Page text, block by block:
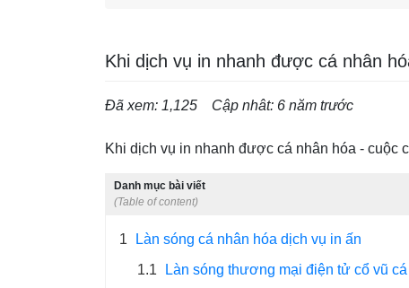
Khi dịch vụ in nhanh được cá nhân
Đã xem: 1,125 Cập nhât: 6 năm trước
Khi dịch vụ in nhanh được cá nhân hóa - cuộc
Danh mục bài viết
(Table of content)
1
Làn sóng cá nhân hóa dịch vụ in ấn
1.1
Làn sóng thương mại điện tử cổ vũ